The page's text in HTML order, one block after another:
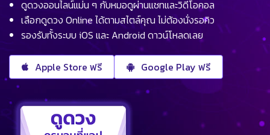
ดูดวงออนไลน์แม่น ๆ กับหมอดูผ่านแชทและวิดีโอคอล
เลือกดูดวง Online ได้ตามสไตล์คุณ ไม่ต้องนั่งรอคิว
รองรับทั้งระบบ iOS และ Android ดาวน์โหลดเลย
Apple Store ฟรี Google Play ฟรี